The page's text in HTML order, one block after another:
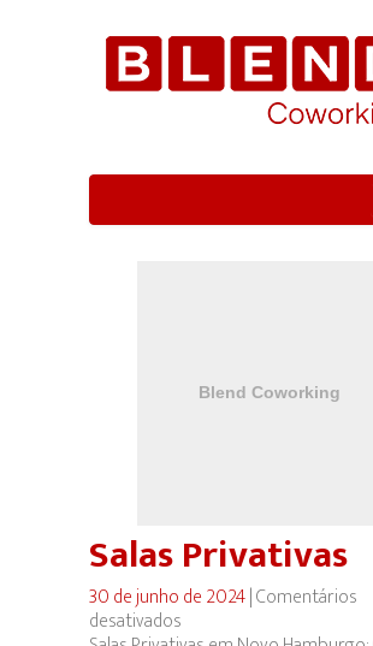
Salas Privativas
30 de junho de 2024|Comentários
desativados